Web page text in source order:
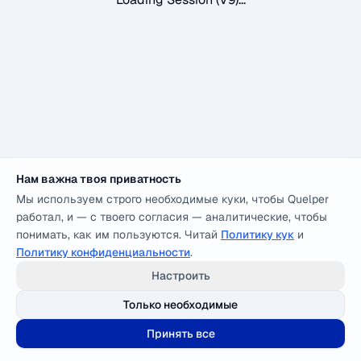
Нам важна твоя приватность
Мы используем строго необходимые куки, чтобы Quelper
работал, и — с твоего согласия — аналитические, чтобы
понимать, как им пользуются. Читай Политику кук и
Политику конфиденциальности.
Настроить
Только необходимые
Принять все